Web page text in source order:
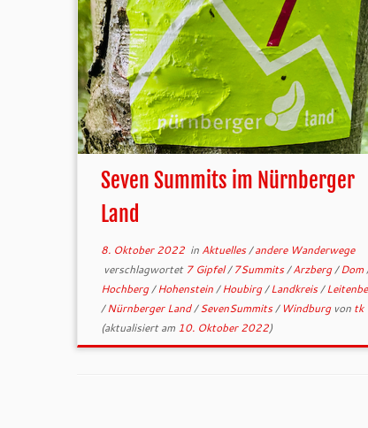
Seven Summits im Nürnberger
Land
8. Oktober 2022in Aktuelles/andere Wanderwege
verschlagwortet 7 Gipfel/7Summits/Arzberg/Dom
Hochberg/Hohenstein/Houbirg/Landkreis/
/Nürnberger Land/SevenSummits/ Windburg von tk
(aktualisiert am 10. Oktober 2022)